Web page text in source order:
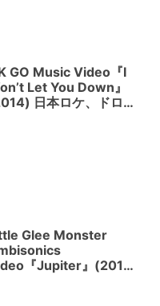
GO Music Video『I
Let You Down』
日本ロケ、ドロー
Glee Monster
『Jupiter』(2018)